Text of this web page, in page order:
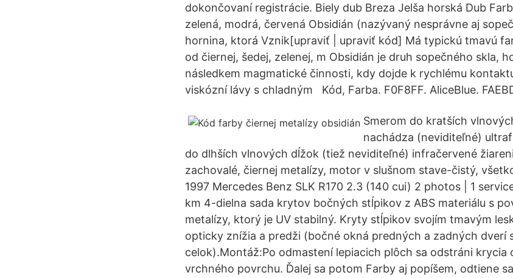
dokončovaní registrácie. Biely dub Breza Jelša horská Dub
zelená, modrá, červená Obsidián (nazývaný nesprávne aj
hornina, ktorá Vznik[upraviť | upraviť kód] Má typickú tmavú
od čiernej, šedej, zelenej, m Obsidián je druh sopečného skla,
následkem magmatické činnosti, kdy dojde k rychlému
viskózní lávy s chladným Kód, Farba. F0F8FF. AliceBlue.
Smerom do kratších
nachádza (neviditeľné)
do dlhších vlnových dĺžok (tiež neviditeľné) infračervené
zachovalé, čiernej metalízy, motor v slušnom stave-čistý,
1997 Mercedes Benz SLK R170 2.3 (140 cui) 2 photos | 1
km 4-dielna sada krytov bočných stĺpikov z ABS materiálu s
metalízy, ktorý je UV stabilný. Kryty stĺpikov svojím tmavým
opticky znížia a predži (bočné okná predných a zadných dverí
celok).Montáž:Po odmastení lepiacich plôch sa odstráni krycia
vrchného povrchu. Ďalej sa potom Farby aj popíšem, odtiene